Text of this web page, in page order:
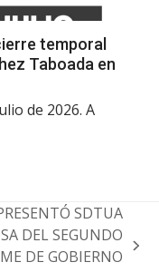
temporal
Taboada en
de 2026. A
SDTUA
DEL SEGUNDO
DE GOBIERNO